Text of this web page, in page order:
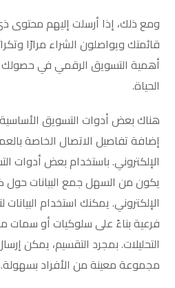
ومع ذلك، إذا أرسلت إليهم
قائمتك ويواصلون الشراء مرارًا
أهمية التسويق الرقمي في
الحياة.
هناك بعض أدوات التسويق
إضافة تفاصيل الاتصال الخاصة
يكون من السهل جمع البيانات حول
الإلكتروني. يمكنك استخدام
فرعية بناءً على سلوكيات أو سمات
التحليلات. بمجرد التقسيم، يمكن
مجموعة معينة من الأفراد بسهولة.